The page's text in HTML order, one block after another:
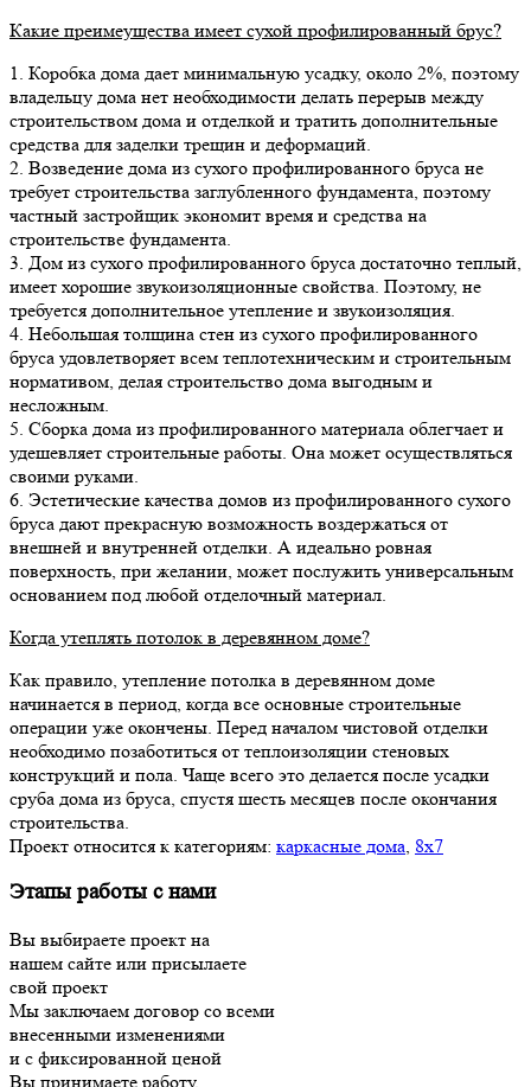
Какие преимеущества имеет сухой профилированный брус?
1. Коробка дома дает минимальную усадку, около 2%, поэтому
владельцу дома нет необходимости делать перерыв между
строительством дома и отделкой и тратить дополнительные
средства для заделки трещин и деформаций.
2. Возведение дома из сухого профилированного бруса не
требует строительства заглубленного фундамента, поэтому
частный застройщик экономит время и средства на
строительстве фундамента.
3. Дом из сухого профилированного бруса достаточно теплый,
имеет хорошие звукоизоляционные свойства. Поэтому, не
требуется дополнительное утепление и звукоизоляция.
4. Небольшая толщина стен из сухого профилированного
бруса удовлетворяет всем теплотехническим и строительным
нормативом, делая строительство дома выгодным и
несложным.
5. Сборка дома из профилированного материала облегчает и
удешевляет строительные работы. Она может осуществляться
своими руками.
6. Эстетические качества домов из профилированного сухого
бруса дают прекрасную возможность воздержаться от
внешней и внутренней отделки. А идеально ровная
поверхность, при желании, может послужить универсальным
основанием под любой отделочный материал.
Когда утеплять потолок в деревянном доме?
Как правило, утепление потолка в деревянном доме
начинается в период, когда все основные строительные
операции уже окончены. Перед началом чистовой отделки
необходимо позаботиться от теплоизоляции стеновых
конструкций и пола. Чаще всего это делается после усадки
сруба дома из бруса, спустя шесть месяцев после окончания
строительства.
Проект относится к категориям: каркасные дома 8х7
Этапы работы с нами
Вы выбираете проект на
нашем сайте или присылаете
свой проект
Мы заключаем договор со всеми
внесенными изменениями
и с фиксированной ценой
Вы принимаете работу,